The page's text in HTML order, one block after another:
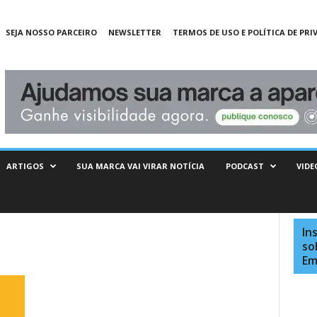
SEJA NOSSO PARCEIRO NEWSLETTER TERMOS DE USO E POLÍTICA DE
ARTIGOS SUA MARCA VAI VIRAR NOTÍCIA PODCAST